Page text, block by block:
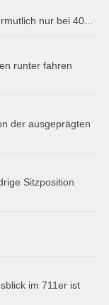
nur bei 40...
runter fahren
der ausgeprägten
Sitzposition
im 711er ist